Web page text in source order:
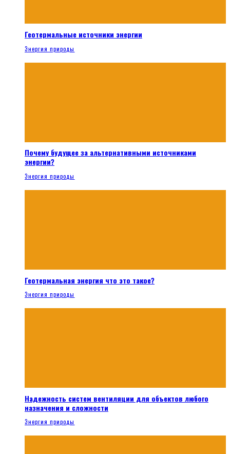
Геотермальные источники энергии
Энергия природы
Почему будущее за альтернативными источниками
энергии?
Энергия природы
Геотермальная энергия что это такое?
Энергия природы
Надежность систем вентиляции для объектов любого
назначения и сложности
Энергия природы